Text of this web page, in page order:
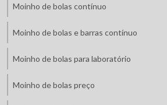
Moinho de bolas contínuo
Moinho de bolas e barras contínuo
Moinho de bolas para laboratório
Moinho de bolas preço